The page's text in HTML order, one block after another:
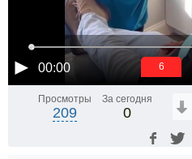
00:00 6
Просмотры
209
За сегодня
0